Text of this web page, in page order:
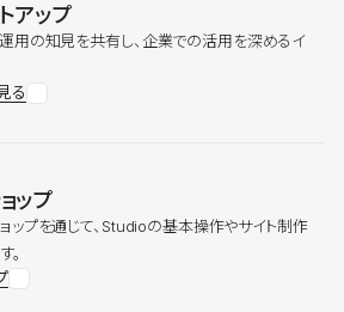
アップ
用の知見を共有し、企業での活用を深めるイ
る
ップ
ップを通じて、Studioの基本操作やサイト制作
。